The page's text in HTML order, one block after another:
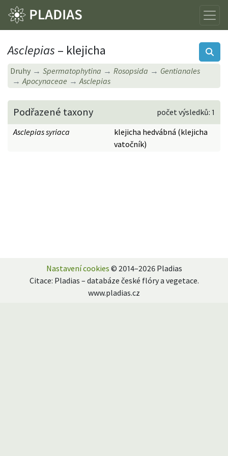
Asclepias – klejicha
Druhy Spermatophytina Rosopsida
Gentianales
Apocynaceae
Asclepias
Podřazené taxony
počet výsledků: 1
Asclepias syriaca
klejicha hedvábná (klejicha
vatočník)
Nastavení cookies © 2014–2026 Pladias
Citace: Pladias – databáze české flóry a vegetace.
www.pladias.cz